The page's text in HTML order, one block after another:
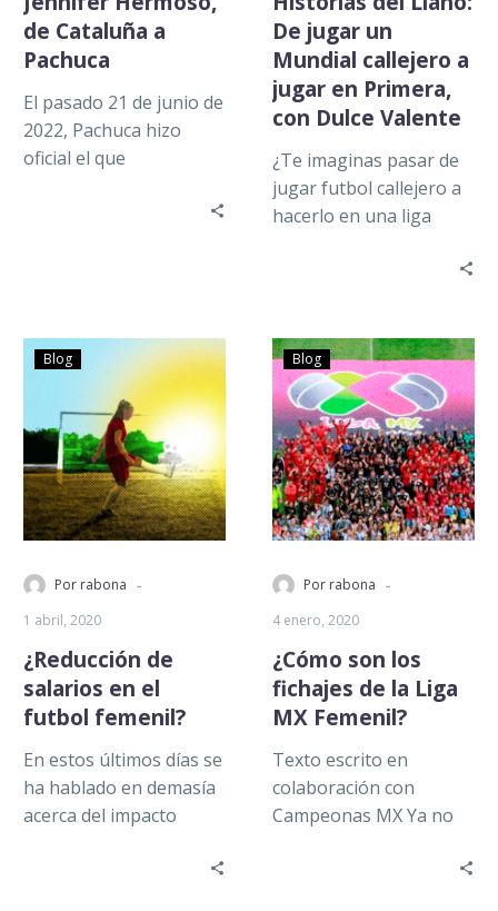
de Cataluña a
Pachuca
El pasado 21 de junio de
2022, Pachuca hizo
oficial el que
fichaje más importante
De jugar un
Mundial callejero a
jugar en Primera,
con Dulce Valente
¿Te imaginas pasar de
jugar futbol callejero a
hacerlo en una liga
hoy está con nosotros…
Blog
Por rabona -
1 abril, 2020
¿Reducción de
salarios en el
futbol femenil?
En estos últimos días se
ha hablado en demasía
acerca del impacto
Blog
Por rabona -
4 enero, 2020
¿Cómo son los
fichajes de la Liga
MX Femenil?
Texto escrito en
colaboración con
Campeonas MX Ya no
—el encontronazo con